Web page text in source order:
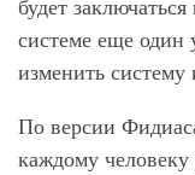
будет
системе еще один
изменить систему
По версии
каждому